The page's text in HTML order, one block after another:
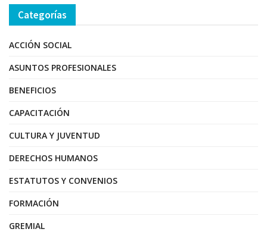
Categorías
ACCIÓN SOCIAL
ASUNTOS PROFESIONALES
BENEFICIOS
CAPACITACIÓN
CULTURA Y JUVENTUD
DERECHOS HUMANOS
ESTATUTOS Y CONVENIOS
FORMACIÓN
GREMIAL